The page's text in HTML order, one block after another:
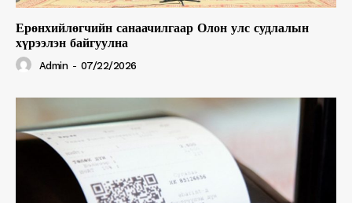
Ерөнхийлөгчийн санаачилгаар Олон улс судлалын
хүрээлэн байгуулна
Admin - 07/22/2026